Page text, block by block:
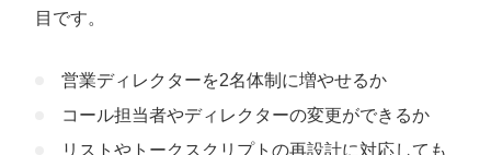
目です。
営業ディレクターを2名体制に増やせるか
コール担当者やディレクターの変更ができるか
リストやトークスクリプトの再設計に対応しても